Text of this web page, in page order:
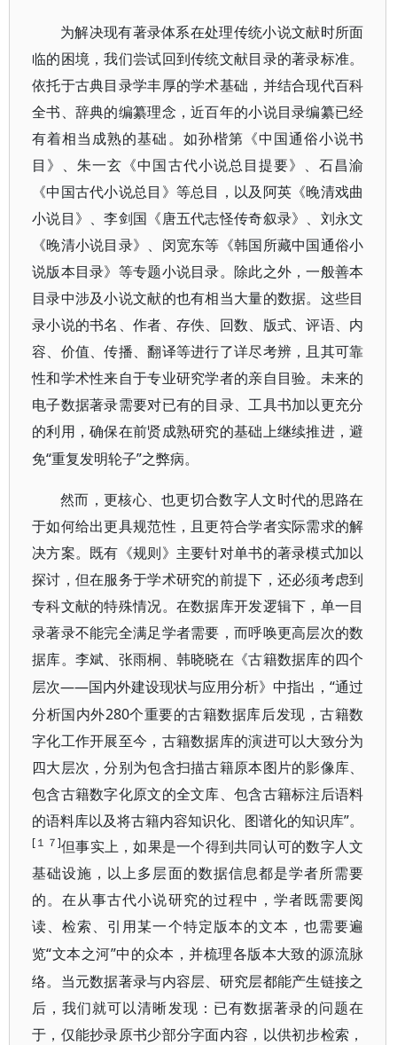
为解决现有著录体系在处理传统小说文献时所面
临的困境，我们尝试回到传统文献目录的著录标准。
依托于古典目录学丰厚的学术基础，并结合现代百科
全书、辞典的编纂理念，近百年的小说目录编纂已经
有着相当成熟的基础。如孙楷第《中国通俗小说书
目》、朱一玄《中国古代小说总目提要》、石昌渝
《中国古代小说总目》等总目，以及阿英《晚清戏曲
小说目》、李剑国《唐五代志怪传奇叙录》、刘永文
《晚清小说目录》、闵宽东等《韩国所藏中国通俗小
说版本目录》等专题小说目录。除此之外，一般善本
目录中涉及小说文献的也有相当大量的数据。这些目
录小说的书名、作者、存佚、回数、版式、评语、内
容、价值、传播、翻译等进行了详尽考辨，且其可靠
性和学术性来自于专业研究学者的亲自目验。未来的
电子数据著录需要对已有的目录、工具书加以更充分
的利用，确保在前贤成熟研究的基础上继续推进，避
免“重复发明轮子”之弊病。
然而，更核心、也更切合数字人文时代的思路在
于如何给出更具规范性，且更符合学者实际需求的解
决方案。既有《规则》主要针对单书的著录模式加以
探讨，但在服务于学术研究的前提下，还必须考虑到
专科文献的特殊情况。在数据库开发逻辑下，单一目
录著录不能完全满足学者需要，而呼唤更高层次的数
据库。李斌、张雨桐、韩晓晓在《古籍数据库的四个
层次——国内外建设现状与应用分析》中指出，“通过
分析国内外280个重要的古籍数据库后发现，古籍数
字化工作开展至今，古籍数据库的演进可以大致分为
四大层次，分别为包含扫描古籍原本图片的影像库、
包含古籍数字化原文的全文库、包含古籍标注后语料
的语料库以及将古籍内容知识化、图谱化的知识库”。
[１７]但事实上，如果是一个得到共同认可的数字人文
基础设施，以上多层面的数据信息都是学者所需要
的。在从事古代小说研究的过程中，学者既需要阅
读、检索、引用某一个特定版本的文本，也需要遍
览“文本之河”中的众本，并梳理各版本大致的源流脉
络。当元数据著录与内容层、研究层都能产生链接之
后，我们就可以清晰发现：已有数据著录的问题在
于，仅能抄录原书少部分字面内容，以供初步检索，